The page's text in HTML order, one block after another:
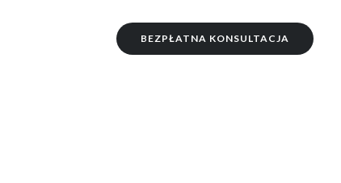
BEZPŁATNA KONSULTACJA